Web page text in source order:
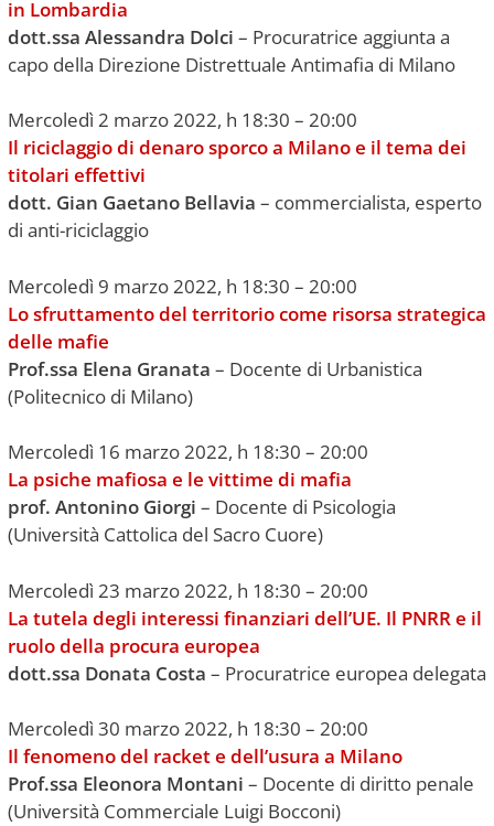
in Lombardia
dott.ssa Alessandra Dolci – Procuratrice aggiunta a
capo della Direzione Distrettuale Antimafia di Milano
Mercoledì 2 marzo 2022, h 18:30 – 20:00
Il riciclaggio di denaro sporco a Milano e il tema dei
titolari effettivi
dott. Gian Gaetano Bellavia – commercialista, esperto
di anti-riciclaggio
Mercoledì 9 marzo 2022, h 18:30 – 20:00
Lo sfruttamento del territorio come risorsa strategica
delle mafie
Prof.ssa Elena Granata – Docente di Urbanistica
(Politecnico di Milano)
Mercoledì 16 marzo 2022, h 18:30 – 20:00
La psiche mafiosa e le vittime di mafia
prof. Antonino Giorgi – Docente di Psicologia
(Università Cattolica del Sacro Cuore)
Mercoledì 23 marzo 2022, h 18:30 – 20:00
La tutela degli interessi finanziari dell’UE. Il PNRR e il
ruolo della procura europea
dott.ssa Donata Costa – Procuratrice europea delegata
Mercoledì 30 marzo 2022, h 18:30 – 20:00
Il fenomeno del racket e dell’usura a Milano
Prof.ssa Eleonora Montani – Docente di diritto penale
(Università Commerciale Luigi Bocconi)